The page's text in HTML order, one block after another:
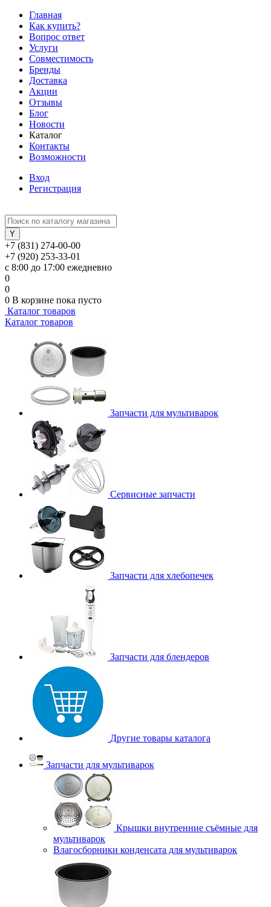
Главная
Как купить?
Вопрос ответ
Услуги
Совместимость
Бренды
Доставка
Акции
Отзывы
Блог
Новости
Каталог
Контакты
Возможности
Вход
Регистрация
+7 (831) 274-00-00
+7 (920) 253-33-01
с 8:00 до 17:00 ежедневно
0
0
0 В корзине пока пусто
Каталог товаров
Каталог товаров
Запчасти для мультиварок
Сервисные запчасти
Запчасти для хлебопечек
Запчасти для блендеров
Другие товары каталога
Запчасти для мультиварок
Крышки внутренние съёмные для
мультиварок
Влагосборники конденсата для мультиварок